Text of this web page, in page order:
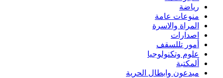
رياضة
منوعات عامة
المراة والاسرة
اصدارات
أمور تللسقف
علوم وتكنولوجيا
ألمكتبة
مبدعون وابطال الحرية